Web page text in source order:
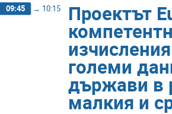
09:45 → 10:15 Проектът
големи
държави в
малкия и